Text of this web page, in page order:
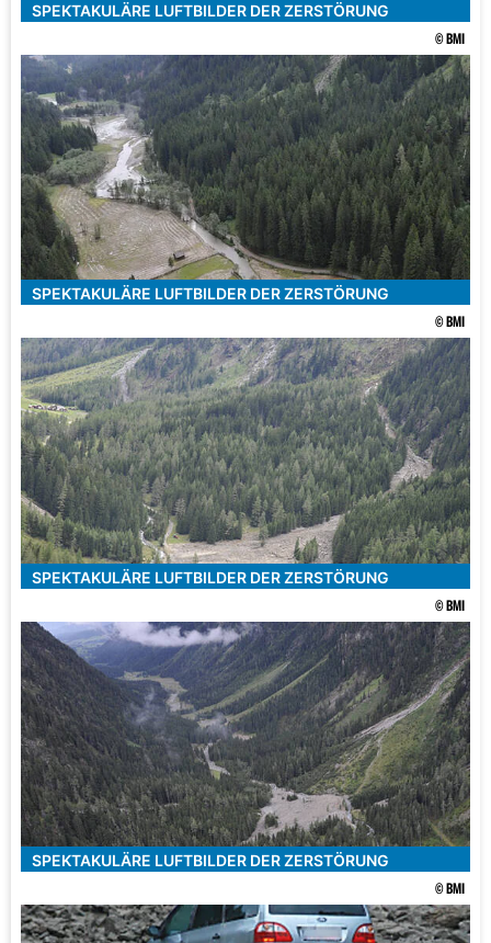
SPEKTAKULÄRE LUFTBILDER DER ZERSTÖRUNG
© BMI
SPEKTAKULÄRE LUFTBILDER DER ZERSTÖRUNG
© BMI
SPEKTAKULÄRE LUFTBILDER DER ZERSTÖRUNG
© BMI
SPEKTAKULÄRE LUFTBILDER DER ZERSTÖRUNG
© BMI